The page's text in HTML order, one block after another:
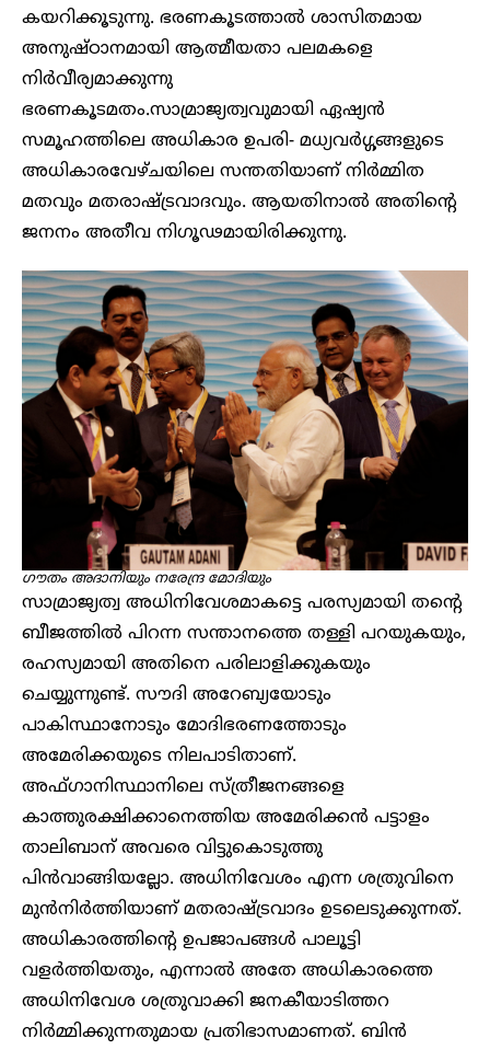
കയറിക്കൂടുന്നു. ഭരണകൂടത്താൽ ശാസിതമായ
അനുഷ്ഠാനമായി ആത്മീയതാ പലമകളെ
നിർവീര്യമാക്കുന്നു
ഭരണകൂടമതം.സാമ്രാജ്യത്വവുമായി ഏഷ്യൻ
സമൂഹത്തിലെ അധികാര ഉപരി- മധ്യവർഗ്ഗങ്ങളുടെ
അധികാരവേഴ്ചയിലെ സന്തതിയാണ് നിർമ്മിത
മതവും മതരാഷ്ട്രവാദവും. ആയതിനാൽ അതിന്റെ
ജനനം അതീവ നിഗൂഢമായിരിക്കുന്നു.
ഗൗതം അദാനിയും നരേന്ദ്ര മോ​ദിയും
സാമ്രാജ്യത്വ അധിനിവേശമാകട്ടെ പരസ്യമായി തന്റെ
ബീജത്തിൽ പിറന്ന സന്താനത്തെ തള്ളി പറയുകയും,
രഹസ്യമായി അതിനെ പരിലാളിക്കുകയും
ചെയ്യുന്നുണ്ട്. സൗദി അറേബ്യയോടും
പാകിസ്ഥാനോടും മോദിഭരണത്തോടും
അമേരിക്കയുടെ നിലപാടിതാണ്.
അഫ്ഗാനിസ്ഥാനിലെ സ്ത്രീജനങ്ങളെ
കാത്തുരക്ഷിക്കാനെത്തിയ അമേരിക്കൻ പട്ടാളം
താലിബാന് അവരെ വിട്ടുകൊടുത്തു
പിൻവാങ്ങിയല്ലോ. അധിനിവേശം എന്ന ശത്രുവിനെ
മുൻനിർത്തിയാണ് മതരാഷ്ട്രവാദം ഉടലെടുക്കുന്നത്.
അധികാരത്തിന്റെ ഉപജാപങ്ങൾ പാലൂട്ടി
വളർത്തിയതും, എന്നാൽ അതേ അധികാരത്തെ
അധിനിവേശ ശത്രുവാക്കി ജനകീയാടിത്തറ
നിർമ്മിക്കുന്നതുമായ പ്രതിഭാസമാണത്. ബിൻ